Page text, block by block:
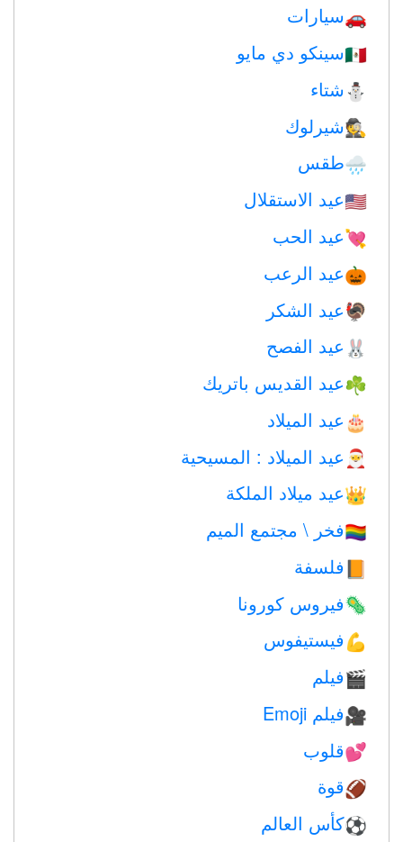
🚗سيارات
🇲🇽سينكو دي مايو
⛄ شتاء
🕵️شيرلوك
🌧طقس
🇺🇸عيد الاستقلال
💘عيد الحب
🎃عيد الرعب
🦃عيد الشكر
🐰 عيد الفصح
☘️عيد القديس باتريك
🎂 عيد الميلاد
🎅 عيد الميلاد : المسيحية
👑عيد ميلاد الملكة
🏳️‍🌈فخر \ مجتمع الميم
📙 فلسفة
🦠فيروس كورونا
💪 فيستيفوس
🎬فيلم
🎥فيلم Emoji
💕قلوب
🏈قوة
⚽كأس العالم